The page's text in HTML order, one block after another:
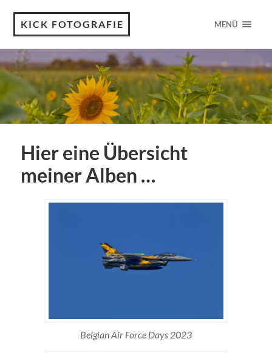
KICK FOTOGRAFIE MENÜ
Hier eine Übersicht
meiner Alben …
Belgian Air Force Days 2023